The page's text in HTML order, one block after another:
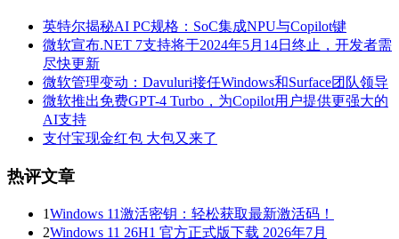
英特尔揭秘AI PC规格：SoC集成NPU与Copilot键
微软宣布.NET 7支持将于2024年5月14日终止，开发者需
尽快更新
微软管理变动：Davuluri接任Windows和Surface团队领导
微软推出免费GPT-4 Turbo，为Copilot用户提供更强大的
AI支持
支付宝现金红包 大包又来了
热评文章
1Windows 11激活密钥：轻松获取最新激活码！
2Windows 11 26H1 官方正式版下载 2026年7月